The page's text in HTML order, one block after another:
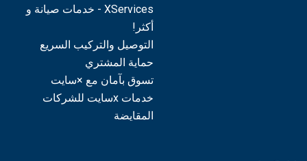
XServices - خدمات صيانة و
أكثر!
التوصيل والتركيب السريع
حماية المشتري
تسوق بآمان مع ×سايت
خدمات xسايت للشركات
المقايضة